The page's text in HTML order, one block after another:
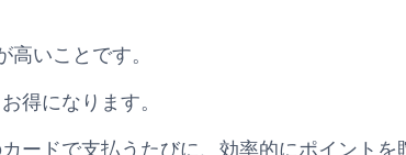
いことです。
得になります。
ードで支払うたびに、効率的にポイントを